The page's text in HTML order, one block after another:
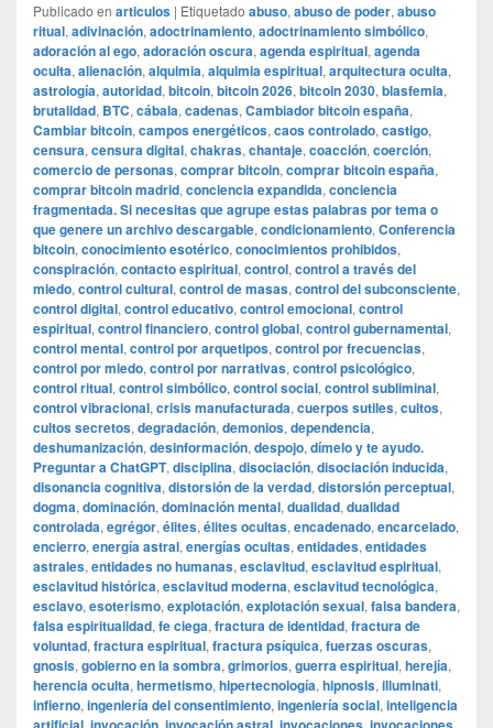
Publicado en articulos | Etiquetado abuso, abuso de poder, abuso
ritual, adivinación, adoctrinamiento, adoctrinamiento simbólico,
adoración al ego, adoración oscura, agenda espiritual, agenda
oculta, alienación, alquimia, alquimia espiritual, arquitectura oculta,
astrología, autoridad, bitcoin, bitcoin 2026, bitcoin 2030, blasfemia,
brutalidad, BTC, cábala, cadenas, Cambiador bitcoin españa,
Cambiar bitcoin, campos energéticos, caos controlado, castigo,
censura, censura digital, chakras, chantaje, coacción, coerción,
comercio de personas, comprar bitcoin, comprar bitcoin españa,
comprar bitcoin madrid, conciencia expandida, conciencia
fragmentada. Si necesitas que agrupe estas palabras por tema o
que genere un archivo descargable, condicionamiento, Conferencia
bitcoin, conocimiento esotérico, conocimientos prohibidos,
conspiración, contacto espiritual, control, control a través del
miedo, control cultural, control de masas, control del subconsciente,
control digital, control educativo, control emocional, control
espiritual, control financiero, control global, control gubernamental,
control mental, control por arquetipos, control por frecuencias,
control por miedo, control por narrativas, control psicológico,
control ritual, control simbólico, control social, control subliminal,
control vibracional, crisis manufacturada, cuerpos sutiles, cultos,
cultos secretos, degradación, demonios, dependencia,
deshumanización, desinformación, despojo, dímelo y te ayudo.
Preguntar a ChatGPT, disciplina, disociación, disociación inducida,
disonancia cognitiva, distorsión de la verdad, distorsión perceptual,
dogma, dominación, dominación mental, dualidad, dualidad
controlada, egrégor, élites, élites ocultas, encadenado, encarcelado,
encierro, energía astral, energías ocultas, entidades, entidades
astrales, entidades no humanas, esclavitud, esclavitud espiritual,
esclavitud histórica, esclavitud moderna, esclavitud tecnológica,
esclavo, esoterismo, explotación, explotación sexual, falsa bandera,
falsa espiritualidad, fe ciega, fractura de identidad, fractura de
voluntad, fractura espiritual, fractura psíquica, fuerzas oscuras,
gnosis, gobierno en la sombra, grimorios, guerra espiritual, herejía,
herencia oculta, hermetismo, hipertecnología, hipnosis, illuminati,
infierno, ingeniería del consentimiento, ingeniería social, inteligencia